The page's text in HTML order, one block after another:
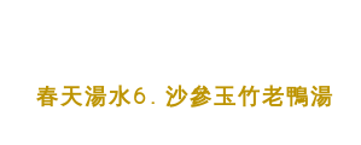
春天湯水6. 沙參玉竹老鴨湯